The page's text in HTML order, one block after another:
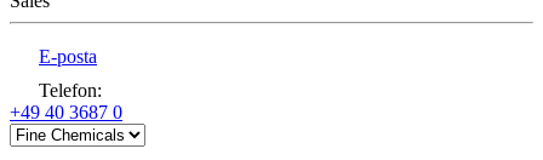
E-posta
Telefon:
+49 40 3687 0